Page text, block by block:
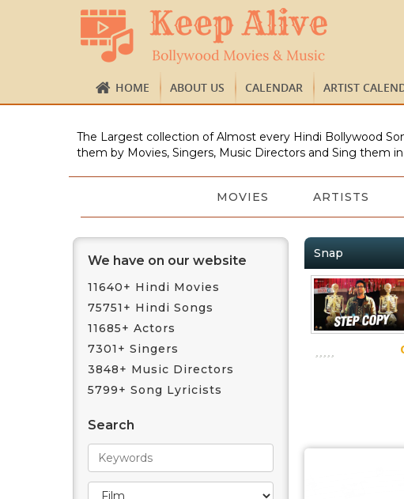
HOME ABOUT US CALENDAR ARTIST
The Largest collection of Almost every Hindi Bollywood
them by Movies, Singers, Music Directors and Sing them
MOVIES ARTISTS
We have on our website
11640+ Hindi Movies
75751+ Hindi Songs
11685+ Actors
7301+ Singers
3848+ Music Directors
5799+ Song Lyricists
Search
Snap